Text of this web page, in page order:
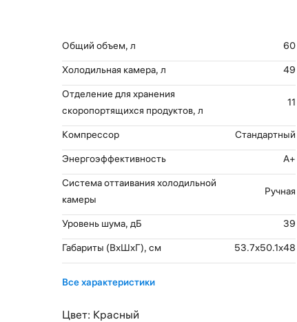
Общий объем, л
60
Холодильная камера, л
49
Отделение для хранения
скоропортящихся продуктов, л
11
Компрессор
Стандартный
Энергоэффективность
A+
Система оттаивания холодильной
камеры
Ручная
Уровень шума, дБ
39
Габариты (ВхШхГ), см
53.7x50.1x48
Все характеристики
Цвет: Красный